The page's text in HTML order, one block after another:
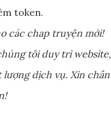
token.
các chap truyện mới!
tôi duy trì website,
dịch vụ. Xin chân